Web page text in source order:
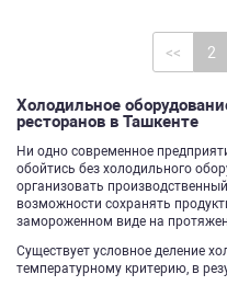
<< 2
Холодильное
ресторанов в Ташкенте
Ни одно современное
обойтись без холодильного
организовать
возможности сохранять
замороженном виде на
Существует условное деление
температурному критерию, в